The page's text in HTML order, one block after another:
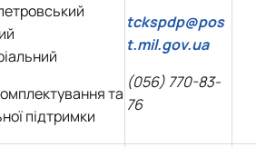
та
підтримки
tckspdp@pos
t.mil.gov.ua
(056) 770-83-
76